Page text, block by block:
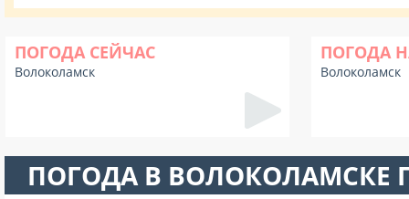
ПОГОДА СЕЙЧАС
Волоколамск
ПОГОДА
Волоколамск
ПОГОДА В ВОЛОКОЛАМСКЕ